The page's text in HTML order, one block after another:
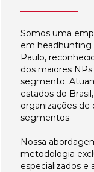
Somos uma
em headhunting
Paulo,
dos maiores
segmento.
estados do
organizações de
segmentos.
Nossa
metodologia
especializados e